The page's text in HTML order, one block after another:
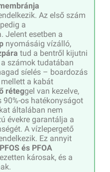
Az első szám
a
Jelent esetben a
nyomásáig vízálló,
tud a bentről kijutni
számok tudatában
síelés – boardozás
a kabát
réteggel van kezelve,
os hatékonyságot
általában nem
évekre garantálja a
A vízlepergető
Ez annyit
és PFOA
károsak, és a